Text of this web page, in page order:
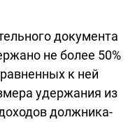
документа
не более 50%
к ней
удержания из
должника-